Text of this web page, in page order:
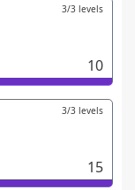
3/3 levels
10
3/3 levels
15